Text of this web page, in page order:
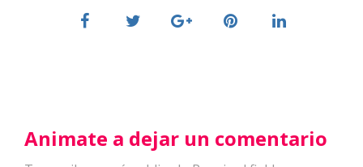
Animate a dejar un comentario